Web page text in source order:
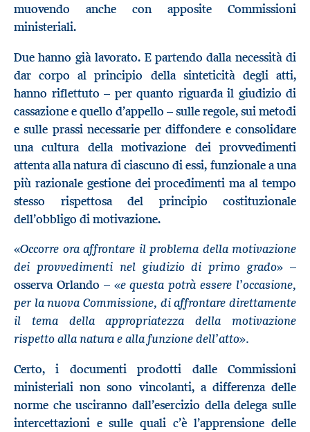
muovendo anche con apposite Commissioni
ministeriali.
Due hanno già lavorato. E partendo dalla necessità di
dar corpo al principio della sinteticità degli atti,
hanno riflettuto – per quanto riguarda il giudizio di
cassazione e quello d’appello – sulle regole, sui metodi
e sulle prassi necessarie per diffondere e consolidare
una cultura della motivazione dei provvedimenti
attenta alla natura di ciascuno di essi, funzionale a una
più razionale gestione dei procedimenti ma al tempo
stesso rispettosa del principio costituzionale
dell’obbligo di motivazione.
«Occorre ora affrontare il problema della motivazione
dei provvedimenti nel giudizio di primo grado» –
osserva Orlando – «e questa potrà essere l’occasione,
per la nuova Commissione, di affrontare direttamente
il tema della appropriatezza della motivazione
rispetto alla natura e alla funzione dell’atto».
Certo, i documenti prodotti dalle Commissioni
ministeriali non sono vincolanti, a differenza delle
norme che usciranno dall’esercizio della delega sulle
intercettazioni e sulle quali c’è l’apprensione delle